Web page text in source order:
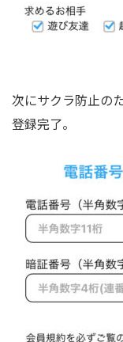
次にサクラ防止の
登録完了。